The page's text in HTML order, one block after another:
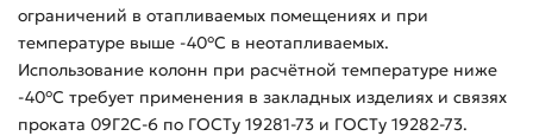
ограничений в отапливаемых помещениях и при
температуре выше -40°С в неотапливаемых.
Использование колонн при расчётной температуре ниже
-40°С требует применения в закладных изделиях и связях
проката 09Г2С-6 по ГОСТу 19281-73 и ГОСТу 19282-73.